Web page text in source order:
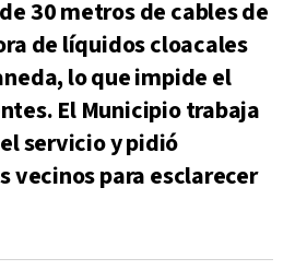
30 metros de cables de
de líquidos cloacales
lo que impide el
El Municipio trabaja
servicio y pidió
vecinos para esclarecer